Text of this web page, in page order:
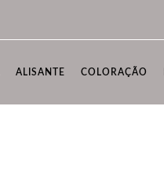
ALISANTE COLORAÇÃO